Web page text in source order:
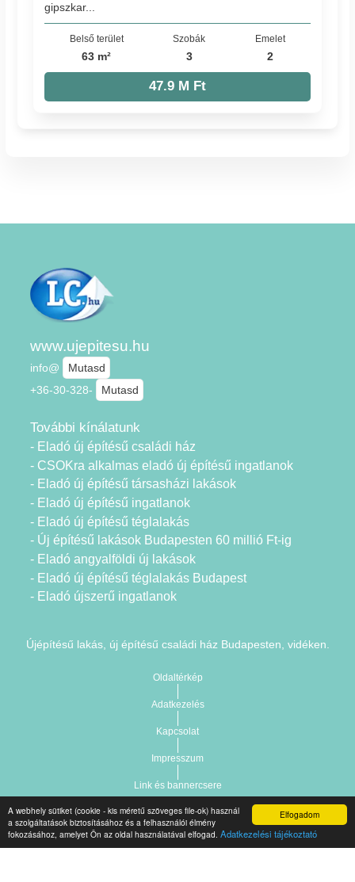
Elfogadom
A webhely sütiket (cookie - kis méretű szöveges file-ok) használ
a szolgáltatások biztosításához és a felhasználói élmény
fokozásához, amelyet Ön az oldal használatával elfogad. Adatkezelési tájékoztató
gipszkar...
Belső terület
63 m²
Szobák
3
Emelet
2
47.9 M Ft
www.ujepitesu.hu
info@
Mutasd
+36-30-328-
Mutasd
További kínálatunk
- Eladó új építésű családi ház
- CSOKra alkalmas eladó új építésű ingatlanok
- Eladó új építésű társasházi lakások
- Eladó új építésű ingatlanok
- Eladó új építésű téglalakás
- Új építésű lakások Budapesten 60 millió Ft-ig
- Eladó angyalföldi új lakások
- Eladó új építésű téglalakás Budapest
- Eladó újszerű ingatlanok
Újépítésű lakás, új építésű családi ház Budapesten, vidéken.
Oldaltérkép
Adatkezelés
Kapcsolat
Impresszum
Link és bannercsere
Copyright © 2021.Vár-Köz Kft. - Ingatlan nyilvántartó, ügyviteli és
adminisztrációs szoftver